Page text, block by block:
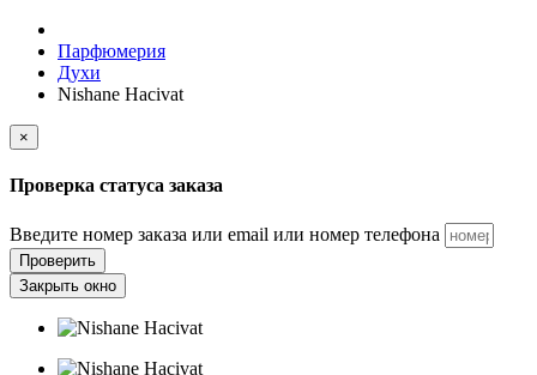
Парфюмерия
Духи
Nishane Hacivat
×
Проверка статуса заказа
Введите номер заказа или email или номер телефона
Проверить
Закрыть окно